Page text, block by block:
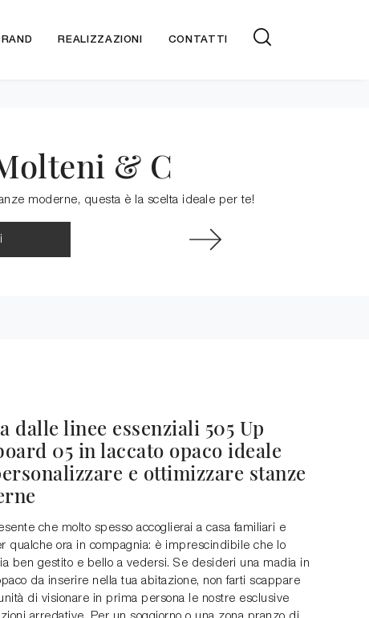
REALIZZAZIONI CONTATTI
& C
moderne, questa è la scelta ideale per te!
dalle linee essenziali 505 Up
05 in laccato opaco ideale
e ottimizzare stanze
che molto spesso accoglierai a casa familiari e
qualche ora in compagnia: è imprescindibile che lo
ben gestito e bello a vedersi. Se desideri una madia in
da inserire nella tua abitazione, non farti scappare
di visionare in prima persona le nostre esclusive